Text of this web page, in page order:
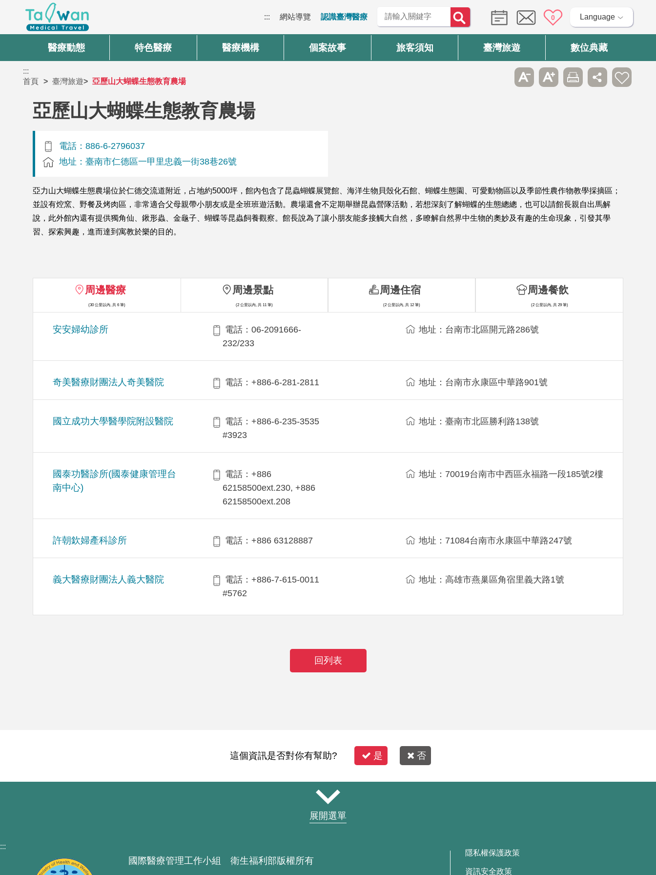
::: 網站導覽 認識臺灣醫療 0 Language
醫療動態 特色醫療 醫療機構 個案故事 旅客須知 臺灣旅遊 數位典藏
:::
首頁
臺灣旅遊 亞歷山大蝴蝶生態教育農場
亞歷山大蝴蝶生態教育農場
電話：886-6-2796037
地址：臺南市仁德區一甲里忠義一街38巷26號
亞力山大蝴蝶生態農場位於仁德交流道附近，占地約5000坪，館內包含了昆蟲蝴蝶展覽館、海洋生物貝殼化石館、蝴蝶生態園、可愛動物區以及季節性農作物教學採摘區；
並設有焢窯、野餐及烤肉區，非常適合父母親帶小朋友或是全班班遊活動。農場還會不定期舉辦昆蟲營隊活動，若想深刻了解蝴蝶的生態總總，也可以請館長親自出馬解
說，此外館內還有提供獨角仙、鍬形蟲、金龜子、蝴蝶等昆蟲飼養觀察。館長說為了讓小朋友能多接觸大自然，多瞭解自然界中生物的奧妙及有趣的生命現象，引發其學
習、探索興趣，進而達到寓教於樂的目的。
周邊醫療
(30 公里以內, 共 6 筆)
安安婦幼診所
電話：06-2091666-
232/233
地址：台南市北區開元路286號
奇美醫療財團法人奇美醫院 電話：+886-6-281-2811 地址：台南市永康區中華路901號
國立成功大學醫學院附設醫院
電話：+886-6-235-3535
#3923
地址：臺南市北區勝利路138號
國泰功醫診所(國泰健康管理台
南中心)
電話：+886
62158500ext.230, +886
62158500ext.208
地址：70019台南市中西區永福路一段185號2樓
許朝欽婦產科診所 電話：+886 63128887 地址：71084台南市永康區中華路247號
義大醫療財團法人義大醫院
電話：+886-7-615-0011
#5762
地址：高雄市燕巢區角宿里義大路1號
周邊景點
(2 公里以內, 共 11 筆)
周邊住宿
(2 公里以內, 共 12 筆)
周邊餐飲
(2 公里以內, 共 29 筆)
回列表
這個資訊是否對你有幫助? 是 否
展開選單
:::
國際醫療管理工作小組 衛生福利部版權所有
隱私權保護政策
資訊安全政策